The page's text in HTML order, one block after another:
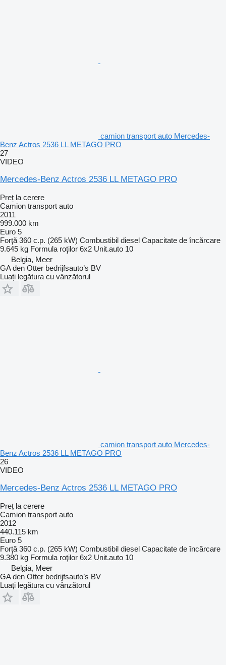
camion transport auto Mercedes-
Benz Actros 2536 LL METAGO PRO
27
VIDEO
Mercedes-Benz Actros 2536 LL METAGO PRO
Preț la cerere
Camion transport auto
2011
999.000 km
Euro 5
Forţă 360 c.p. (265 kW) Combustibil diesel Capacitate de încărcare
9.645 kg Formula roţilor 6x2 Unit.auto 10
Belgia, Meer
GA den Otter bedrijfsauto’s BV
Luați legătura cu vânzătorul
camion transport auto Mercedes-
Benz Actros 2536 LL METAGO PRO
26
VIDEO
Mercedes-Benz Actros 2536 LL METAGO PRO
Preț la cerere
Camion transport auto
2012
440.115 km
Euro 5
Forţă 360 c.p. (265 kW) Combustibil diesel Capacitate de încărcare
9.380 kg Formula roţilor 6x2 Unit.auto 10
Belgia, Meer
GA den Otter bedrijfsauto’s BV
Luați legătura cu vânzătorul